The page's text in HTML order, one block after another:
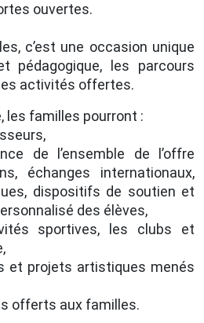
ouvertes.
c’est une occasion unique
pédagogique, les parcours
activités offertes.
les familles pourront :
de l’ensemble de l’offre
échanges internationaux,
dispositifs de soutien et
des élèves,
sportives, les clubs et
et projets artistiques menés
offerts aux familles.